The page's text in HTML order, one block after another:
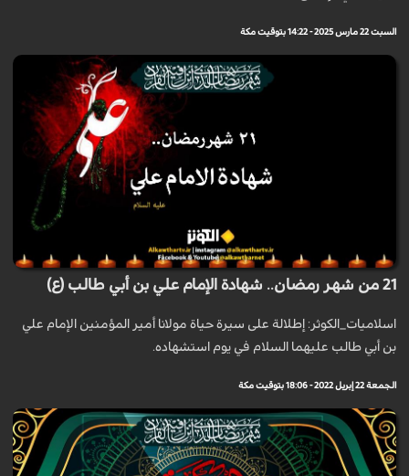
السبت 22 مارس 2025 - 14:22 بتوقيت مكة
21 من شهر رمضان.. شهادة الإمام علي بن أبي طالب (ع)
اسلاميات_الكوثر: إطلالة على سيرة حياة مولانا أمير المؤمنين الإمام علي
بن أبي طالب عليهما السلام في يوم استشهاده.
الجمعة 22 إبريل 2022 - 18:06 بتوقيت مكة